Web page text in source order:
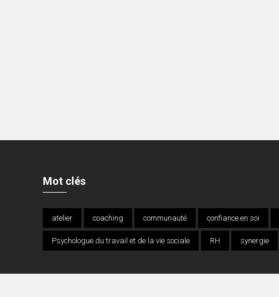
Mot clés
atelier coaching communauté confiance en soi
Psychologue du travail et de la vie sociale RH synergie